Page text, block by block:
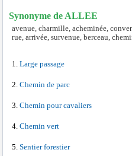
Synonyme de ALLEE
avenue, charmille, acheminée,
rue, arrivée, survenue, berceau,
Large passage
Chemin de parc
Chemin pour cavaliers
Chemin vert
Sentier forestier